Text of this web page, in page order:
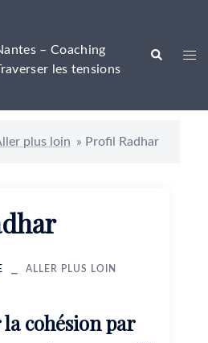
– Coaching
les tensions
Rechercher
plus loin » Profil Radhar
ALLER PLUS LOIN
cohésion par